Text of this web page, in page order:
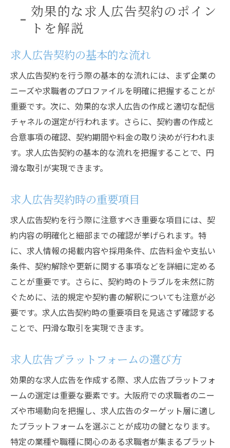
効果的な求人広告契約のポイン
トを解説
求人広告契約の基本的な流れ
求人広告契約を行う際の基本的な流れには、まず企業の
ニーズや求職者のプロファイルを明確に把握することが
重要です。次に、効果的な求人広告の作成と適切な配信
チャネルの選定が行われます。さらに、契約書の作成と
合意事項の確認、契約期間や料金の取り決めが行われま
す。求人広告契約の基本的な流れを把握することで、円
滑な取引が実現できます。
求人広告契約時の重要項目
求人広告契約を行う際に注意すべき重要な項目には、契
約内容の明確化と細部までの確認が挙げられます。特
に、求人情報の掲載内容や採用条件、広告料金や支払い
条件、契約解除や更新に関する事項などを詳細に定める
ことが重要です。さらに、契約時のトラブルを未然に防
ぐために、法的規定や契約書の解釈についても注意が必
要です。求人広告契約時の重要項目を見逃さず確認する
ことで、円滑な取引を実現できます。
求人広告プラットフォームの選び方
効果的な求人広告を作成する際、求人広告プラットフォ
ームの選定は重要な要素です。大阪府での求職者のニー
ズや市場動向を把握し、求人広告のターゲット層に適し
たプラットフォームを選ぶことが成功の鍵となります。
特定の業種や職種に関心のある求職者が集まるプラット